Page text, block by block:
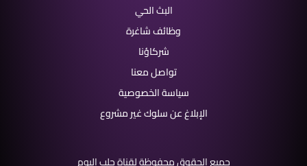
البث الحي
وظائف شاغرة
شركاؤنا
تواصل معنا
سياسة الخصوصية
الإبلاغ عن سلوك غير مشروع
جميع الحقوق محفوظة لقناة حلب اليوم